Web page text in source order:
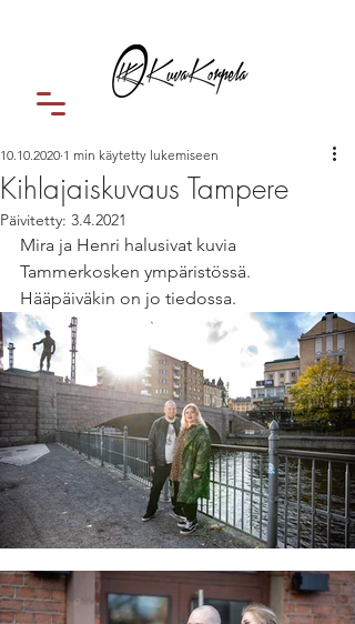
Kihlajaiskuvaus Tampere
10.10.2020 1 min käytetty lukemiseen
Päivitetty: 3.4.2021
Mira ja Henri halusivat kuvia
Tammerkosken ympäristössä.
Hääpäiväkin on jo tiedossa.